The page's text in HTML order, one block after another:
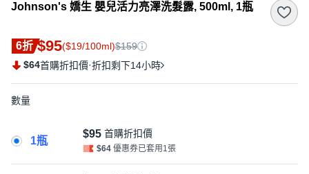
Johnson's 嬌生 嬰兒活力亮澤洗髮露, 500ml, 1瓶
6折 $95($19/100ml)$159
$64首購折扣價·折扣剩下14小時
數量
1瓶
$95 首購折扣價
$64 優惠券已套用1張